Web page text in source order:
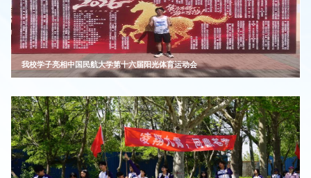
我校学子亮相中国民航大学第十六届阳光体育运动会